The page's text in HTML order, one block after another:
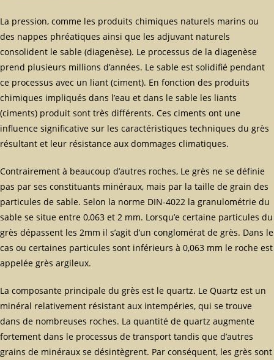
La pression, comme les produits chimiques naturels marins ou
des nappes phréatiques ainsi que les adjuvant naturels
consolident le sable (diagenèse). Le processus de la diagenèse
prend plusieurs millions d’années. Le sable est solidifié pendant
ce processus avec un liant (ciment). En fonction des produits
chimiques impliqués dans l’eau et dans le sable les liants
(ciments) produit sont très différents. Ces ciments ont une
influence significative sur les caractéristiques techniques du grès
résultant et leur résistance aux dommages climatiques.
Contrairement à beaucoup d’autres roches, Le grès ne se définie
pas par ses constituants minéraux, mais par la taille de grain des
particules de sable. Selon la norme DIN-4022 la granulométrie du
sable se situe entre 0,063 et 2 mm. Lorsqu’e certaine particules du
grès dépassent les 2mm il s’agit d’un conglomérat de grès. Dans le
cas ou certaines particules sont inférieurs à 0,063 mm le roche est
appelée grès argileux.
La composante principale du grès est le quartz. Le Quartz est un
minéral relativement résistant aux intempéries, qui se trouve
dans de nombreuses roches. La quantité de quartz augmente
fortement dans le processus de transport tandis que d’autres
grains de minéraux se désintègrent. Par conséquent, les grès sont